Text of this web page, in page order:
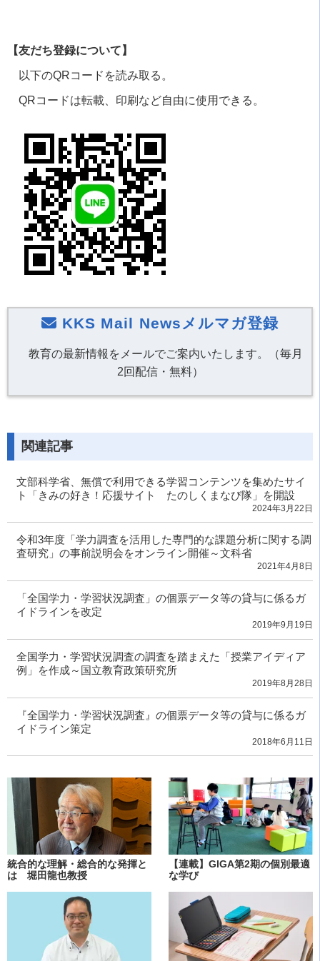
【友だち登録について】
以下のQRコードを読み取る。
QRコードは転載、印刷など自由に使用できる。
KKS Mail Newsメルマガ登録
教育の最新情報をメールでご案内いたします。（毎月
2回配信・無料）
関連記事
文部科学省、無償で利用できる学習コンテンツを集めたサイ
ト「きみの好き！応援サイト たのしくまなび隊」を開設
2024年3月22日
令和3年度「学力調査を活用した専門的な課題分析に関する調
査研究」の事前説明会をオンライン開催～文科省
2021年4月8日
「全国学力・学習状況調査」の個票データ等の貸与に係るガ
イドラインを改定
2019年9月19日
全国学力・学習状況調査の調査を踏まえた「授業アイディア
例」を作成～国立教育政策研究所
2019年8月28日
『全国学力・学習状況調査』の個票データ等の貸与に係るガ
イドライン策定
2018年6月11日
統合的な理解・総合的な発揮と
は 堀田龍也教授
【連載】GIGA第2期の個別最適
な学び